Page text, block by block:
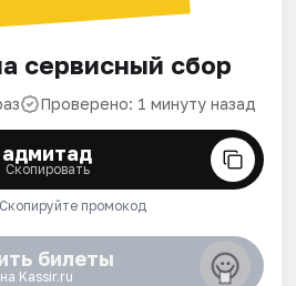
сервисный сбор
Проверено: 1 минуту назад
адмитад
Скопировать
промокод
билеты
на Kassir.ru